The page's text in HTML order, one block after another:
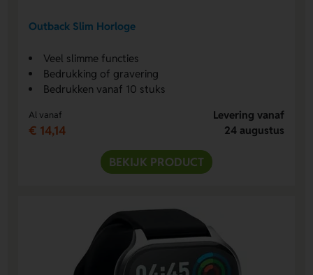
Outback Slim Horloge
Veel slimme functies
Bedrukking of gravering
Bedrukken vanaf 10 stuks
Al vanaf
€ 14,14
Levering vanaf
24 augustus
BEKIJK PRODUCT